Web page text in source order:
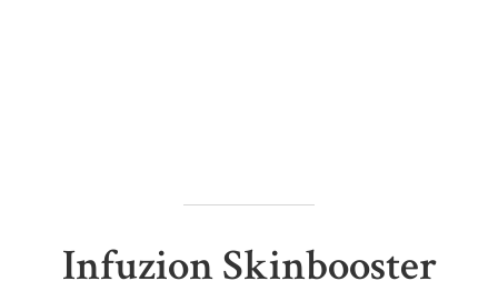
Infuzion Skinbooster